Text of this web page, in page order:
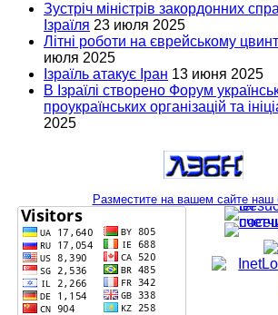
Зустріч міністрів закордонних
Ізраїля 23 июля 2025
Літні роботи на єврейському
июля 2025
Ізраїль атакує Іран 13 июня 2025
В Ізраїлі створено Форум
проукраїнських організацій та
2025
Разместите на вашем сайте наш